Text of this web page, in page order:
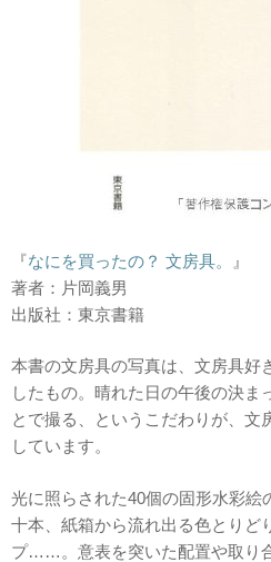
『なにを買ったの？ 文房具。
』
著者：片岡義男
出版社：東京書籍
本書の文房具の写真は、文房具好
したもの。晴れた日の午後の決ま
とで撮る、というこだわりが、文
しています。
光に照らされた40個の固形水彩絵
十本、紙箱から流れ出る色とりど
プ……。意表を突いた配置や取り